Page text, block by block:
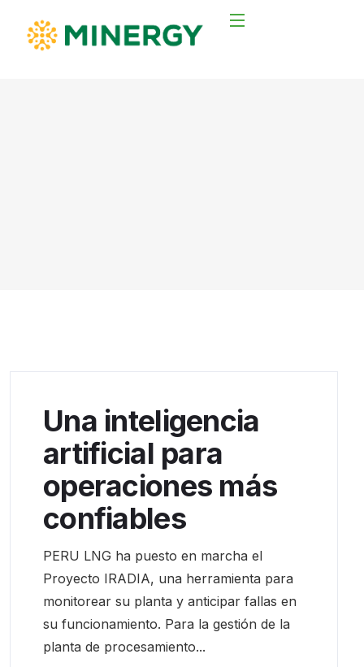
Una inteligencia
artificial para
operaciones más
confiables
PERU LNG ha puesto en marcha el
Proyecto IRADIA, una herramienta para
monitorear su planta y anticipar fallas en
su funcionamiento. Para la gestión de la
planta de procesamiento...